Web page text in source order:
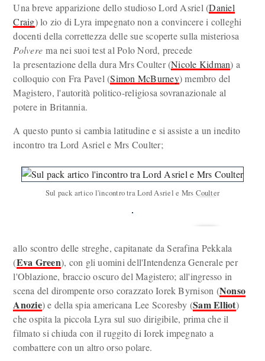
Una breve apparizione dello studioso Lord Asriel (Daniel
Craig) lo zio di Lyra impegnato non a convincere i colleghi
docenti della correttezza delle sue scoperte sulla misteriosa
Polvere ma nei suoi test al Polo Nord, precede
la presentazione della dura Mrs Coulter (Nicole Kidman) a
colloquio con Fra Pavel (Simon McBurney) membro del
Magistero, l'autorità politico-religiosa sovranazionale al
potere in Britannia.
A questo punto si cambia latitudine e si assiste a un inedito
incontro tra Lord Asriel e Mrs Coulter;
Sul pack artico l'incontro tra Lord Asriel e Mrs Coulter
allo scontro delle streghe, capitanate da Serafina Pekkala
(Eva Green), con gli uomini dell'Intendenza Generale per
l'Oblazione, braccio oscuro del Magistero; all'ingresso in
scena del dirompente orso corazzato Iorek Byrnison (Nonso
Anozie) e della spia americana Lee Scoresby (Sam Elliot)
che ospita la piccola Lyra sul suo dirigibile, prima che il
filmato si chiuda con il ruggito di Iorek impegnato a
combattere con un altro orso polare.